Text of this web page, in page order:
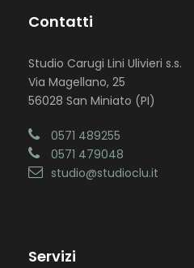
Contatti
Studio Carugi Lini Ulivieri s.s.
Via Magellano, 25
56028 San Miniato (PI)
0571 489255
0571 479048
studio@studioclu.it
Servizi